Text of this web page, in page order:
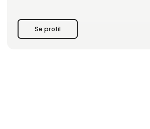
ODUs ekspertise og teknologier omfatter
udvikling af stikforbindelser - herunder
Se profil